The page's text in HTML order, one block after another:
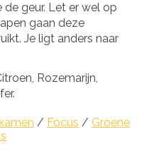
geur. Let er wel op
gaan deze
Je ligt anders naar
Rozemarijn,
/ Focus / Groene